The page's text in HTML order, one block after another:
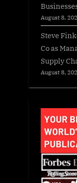
August 8,
Steve
Co as
Supply
August 8,